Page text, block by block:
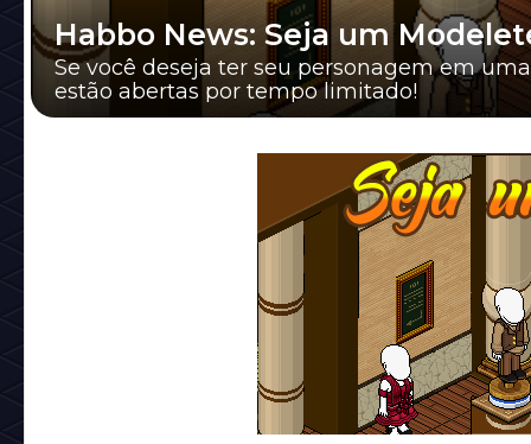
Habbo News: Seja um
Se você deseja ter seu personagem em
estão abertas por tempo limitado!